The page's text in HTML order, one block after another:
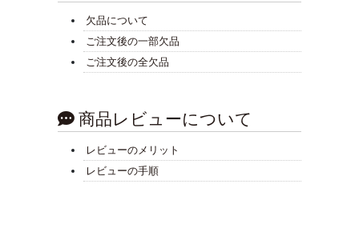
欠品について
ご注文後の一部欠品
ご注文後の全欠品
商品レビューについて
レビューのメリット
レビューの手順